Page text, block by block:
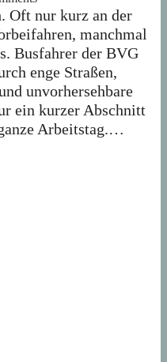
Oft nur kurz an der
manchmal
Busfahrer der BVG
enge Straßen,
unvorhersehbare
ein kurzer Abschnitt
Arbeitstag.…